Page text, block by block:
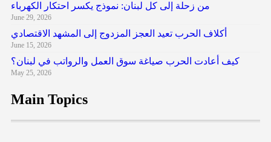
من زحلة إلى كل لبنان: نموذج يكسر احتكار الكهرباء
June 29, 2026
أكلاف الحرب تعيد العجز المزدوج إلى المشهد الاقتصادي
June 15, 2026
كيف أعادت الحرب صياغة سوق العمل والرواتب في لبنان؟
May 25, 2026
Main Topics